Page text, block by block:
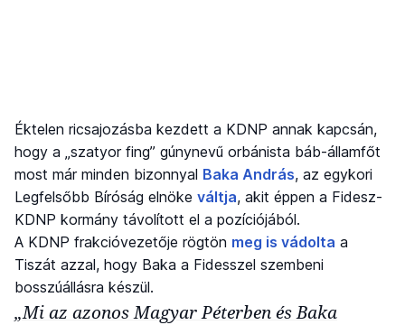
Éktelen ricsajozásba kezdett a KDNP annak kapcsán,
hogy a „szatyor fing” gúnynevű orbánista báb-államfőt
most már minden bizonnyal Baka András, az egykori
Legfelsőbb Bíróság elnöke váltja, akit éppen a Fidesz-
KDNP kormány távolított el a pozíciójából.
A KDNP frakcióvezetője rögtön meg is vádolta a
Tiszát azzal, hogy Baka a Fidesszel szembeni
bosszúállásra készül.
„Mi az azonos Magyar Péterben és Baka